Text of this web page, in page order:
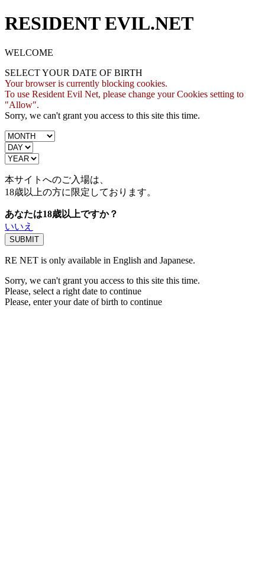
RESIDENT EVIL.NET
WELCOME
SELECT YOUR DATE OF BIRTH
Your browser is currently blocking cookies.
To use Resident Evil Net, please change your Cookies setting to
"Allow".
Sorry, we can't grant you access to this site this time.
本サイトへのご入場は、
18歳以上の方に限定しております。
あなたは18歳以上ですか？
いいえ
RE NET is only available in English and Japanese.
Sorry, we can't grant you access to this site this time.
Please, select a right date to continue
Please, enter your date of birth to continue